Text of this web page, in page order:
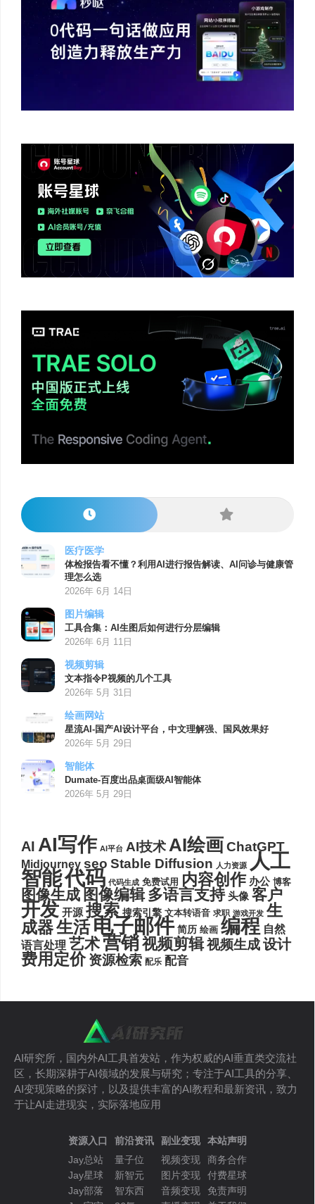
医疗医学
体检报告看不懂？利用AI进行报告解读、AI问诊与健康管
理怎么选
2026年 6月 14日
图片编辑
工具合集：AI生图后如何进行分层编辑
2026年 6月 11日
视频剪辑
文本指令P视频的几个工具
2026年 5月 31日
绘画网站
星流AI-国产AI设计平台，中文理解强、国风效果好
2026年 5月 29日
智能体
Dumate-百度出品桌面级AI智能体
2026年 5月 29日
AI AI写作 AI平台 AI技术AI绘画ChatGPT
Midjourney seo Stable Diffusion 人力资源 人工
智能代码 代码生成 免费试用 内容创作 办公 博客
图像生成 图像编辑 多语言支持 头像 客户
开发 开源 搜索 搜索引擎 文本转语音 求职 游戏开发 生
成器生活电子邮件 简历 绘画 编程 自然
语言处理 艺术营销视频剪辑视频生成设计
费用定价 资源检索 配乐 配音
AI研究所，国内外AI工具首发站，作为权威的AI垂直类交流社
区，长期深耕于AI领域的发展与研究；专注于AI工具的分享、
AI变现策略的探讨，以及提供丰富的AI教程和最新资讯，致力
于让AI走进现实，实际落地应用
资源入口
Jay总站
Jay星球
Jay部落
前沿资讯
量子位
新智元
智东西
副业变现
视频变现
图片变现
音频变现
本站声明
商务合作
付费星球
免责声明